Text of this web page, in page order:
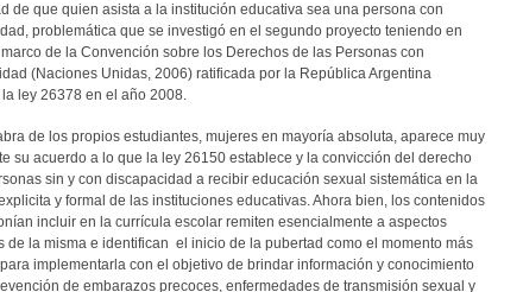
de que quien asista a la institución educativa sea una persona con
problemática que se investigó en el segundo proyecto teniendo en
de la Convención sobre los Derechos de las Personas con
(Naciones Unidas, 2006) ratificada por la República Argentina
ley 26378 en el año 2008.
de los propios estudiantes, mujeres en mayoría absoluta, aparece muy
su acuerdo a lo que la ley 26150 establece y la convicción del derecho
sin y con discapacidad a recibir educación sexual sistemática en la
y formal de las instituciones educativas. Ahora bien, los contenidos
incluir en la currícula escolar remiten esencialmente a aspectos
de la misma e identifican el inicio de la pubertad como el momento más
implementarla con el objetivo de brindar información y conocimiento
de embarazos precoces, enfermedades de transmisión sexual y